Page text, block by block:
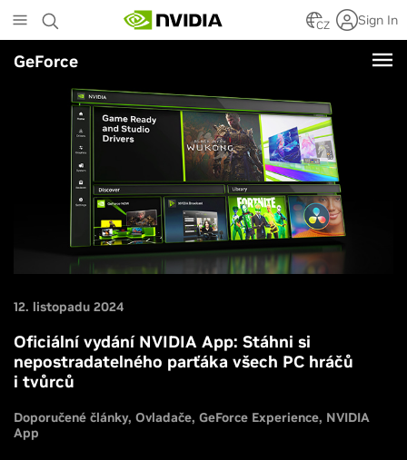
to
main
content
CZ Sign In
GeForce
12. listopadu 2024
Oficiální vydání NVIDIA App: Stáhni si
nepostradatelného parťáka všech PC hráčů
i tvůrců
Doporučené články Ovladače GeForce Experience NVIDIA
App